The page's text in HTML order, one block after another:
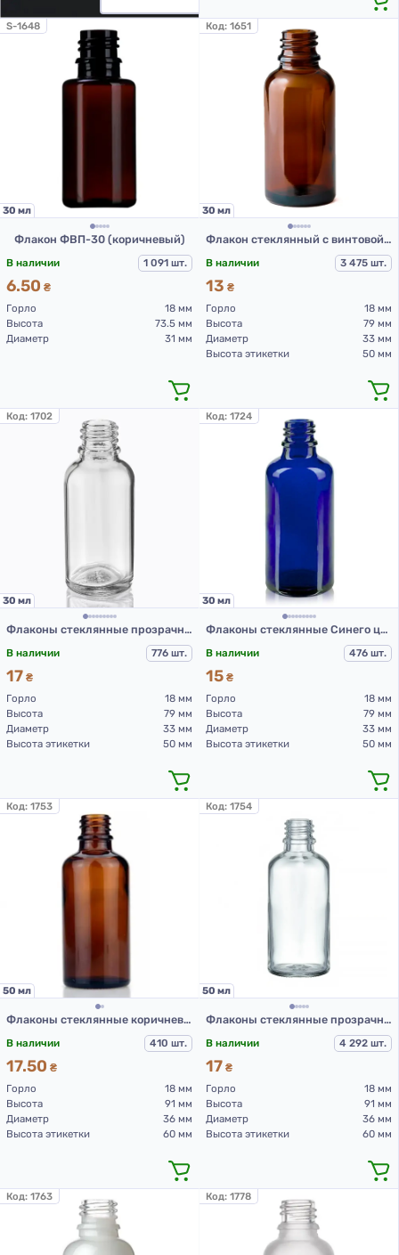
S-1648
30 мл
Флакон ФВП-30 (коричневый)
В наличии 1 091 шт.
6.50 ₴
Горло
18 мм
Высота
73.5 мм
Диаметр
31 мм
Код: 1651
30 мл
Флакон стеклянный с винтовой горловиной коричневого цвета DIN 18, 30 мл
В наличии 3 475 шт.
13 ₴
Горло
18 мм
Высота
79 мм
Диаметр
33 мм
Высота этикетки
50 мм
Код: 1702
30 мл
Флаконы стеклянные прозрачные с винтовой горловиной 30 мл, DIN 18, для Л-С (стеклянный флакон 30 мл)
В наличии 776 шт.
17 ₴
Горло
18 мм
Высота
79 мм
Диаметр
33 мм
Высота этикетки
50 мм
Код: 1724
30 мл
Флаконы стеклянные Синего цвета с винтовой горловиной 30 мл, DIN 18, для Л-С (стеклянный флакон 30 мл)
В наличии 476 шт.
15 ₴
Горло
18 мм
Высота
79 мм
Диаметр
33 мм
Высота этикетки
50 мм
Код: 1753
50 мл
Флаконы стеклянные коричневого цвета с винтовой горловиной 50 мл, DIN 18, для Л-С (стеклянный флакон 50 мл)
В наличии 410 шт.
17.50 ₴
Горло
18 мм
Высота
91 мм
Диаметр
36 мм
Высота этикетки
60 мм
Код: 1754
50 мл
Флаконы стеклянные прозрачные с винтовой горловиной 50 мл, DIN 18, для Л-С (стеклянный флакон 50 мл)
В наличии 4 292 шт.
17 ₴
Горло
18 мм
Высота
91 мм
Диаметр
36 мм
Высота этикетки
60 мм
Код: 1763 Код: 1778